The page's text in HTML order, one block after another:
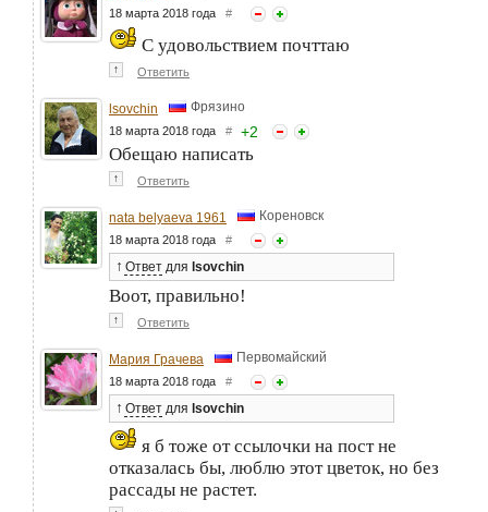
18 марта 2018 года #
С удовольствием почттаю
↑ Ответить
lsovchin Фрязино
18 марта 2018 года # +2
Обещаю написать
↑ Ответить
nata belyaeva 1961 Кореновск
18 марта 2018 года #
↑ Ответ для lsovchin
Воот, правильно!
↑ Ответить
Мария Грачева Первомайский
18 марта 2018 года #
↑ Ответ для lsovchin
я б тоже от ссылочки на пост не
отказалась бы, люблю этот цветок, но без
рассады не растет.